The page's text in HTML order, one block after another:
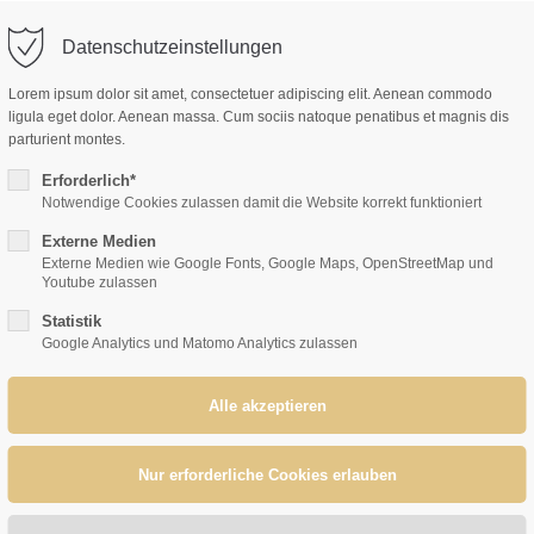
dolor sit amet:
/ 365days
Cybersteel Inc.
Have any questions?
Drop us a line
17:00 h
Datenschutzeinstellungen
Lorem ipsum dolor sit amet, consectetuer adipiscing elit. Aenean commodo
ligula eget dolor. Aenean massa. Cum sociis natoque penatibus et magnis dis
parturient montes.
Erforderlich*
Notwendige Cookies zulassen damit die Website korrekt funktioniert
Externe Medien
Externe Medien wie Google Fonts, Google Maps, OpenStreetMap und
Youtube zulassen
Statistik
Google Analytics und Matomo Analytics zulassen